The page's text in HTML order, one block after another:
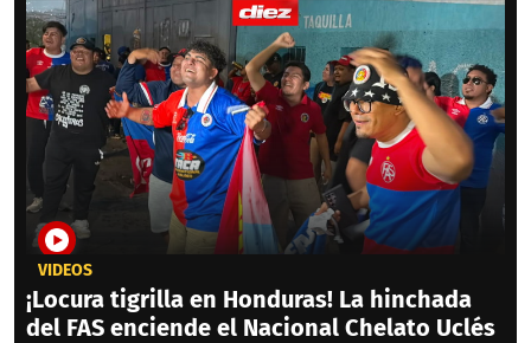
VIDEOS
¡Locura tigrilla en Honduras! La hinchada
del FAS enciende el Nacional Chelato Uclés